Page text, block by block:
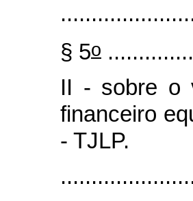
§ 5o
II - sobre o
financeiro
- TJLP.